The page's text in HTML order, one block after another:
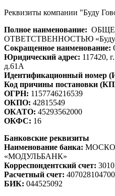
Реквизиты компании "Буду
Полное наименование:
ОТВЕТСТВЕННОСТЬЮ «Буду
Сокращенное наименование:
Юридический адрес: 117420,
д.61А
Идентификационный номер
Код причины постановки
ОГРН: 1157746216539
ОКПО: 42815549
ОКАТО: 45293562000
ОКФС: 16
Банковские реквизиты
Наименование банка:
«МОДУЛЬБАНК»
Корреспондентский счет:
Расчетный счет:
БИК: 044525092